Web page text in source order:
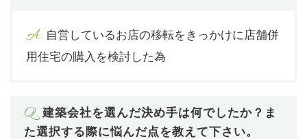
A. 自営しているお店の移転をきっかけに店舗併
用住宅の購入を検討した為
Q. 建築会社を選んだ決め手は何でしたか？ま
た選択する際に悩んだ点を教えて下さい。